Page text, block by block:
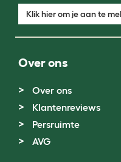
Klik hier om je aan te
Over ons
Over ons
Klantenreviews
Persruimte
AVG